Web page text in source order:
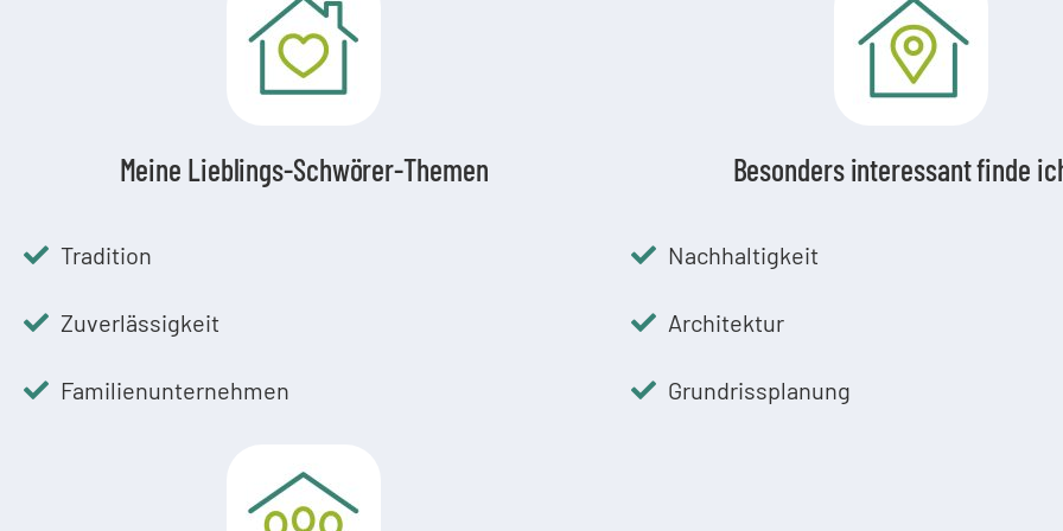
Meine Lieblings-Schwörer-Themen
Tradition
Zuverlässigkeit
Familienunternehmen
Besonders interessant finde
Nachhaltigkeit
Architektur
Grundrissplanung